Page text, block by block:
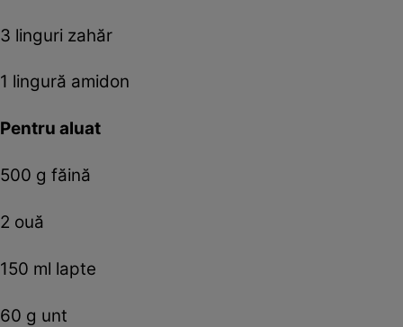
3 linguri zahăr
1 lingură amidon
Pentru aluat
500 g făină
2 ouă
150 ml lapte
60 g unt